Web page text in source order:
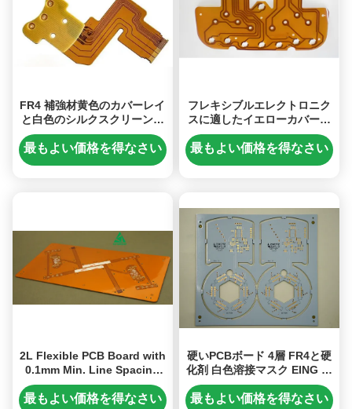
FR4 補強材黄色のカバーレイ
と白色のシルクスクリーンを
備えたフレキシブル PCB ボ
ードが回路ソリューションを
最もよい価格を得なさい
フレキシブルエレクトロニク
スに適したイエローカバーレ
イフレキシブルPCBボード
最もよい価格を得なさい
2L Flexible PCB Board with
0.1mm Min. Line Spacing
and 0.1-0.5mm Board
Thickness
最もよい価格を得なさい
硬いPCBボード 4層 FR4と硬
化剤 白色溶接マスク EING 照
明用途
最もよい価格を得なさい